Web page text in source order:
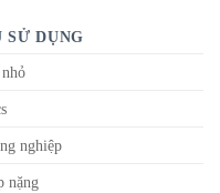
SỬ DỤNG
nghiệp
nặng